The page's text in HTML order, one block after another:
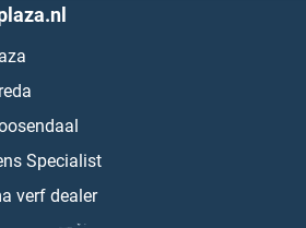
Specialist
verf dealer